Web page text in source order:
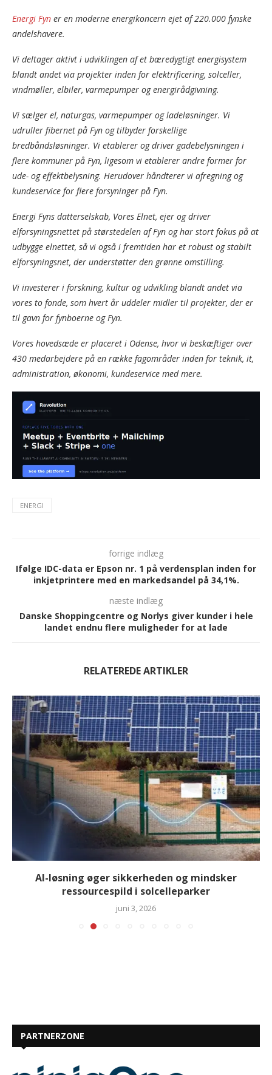
Energi Fyn er en moderne energikoncern ejet af 220.000 fynske
andelshavere.
Vi deltager aktivt i udviklingen af et bæredygtigt energisystem
blandt andet via projekter inden for elektrificering, solceller,
vindmøller, elbiler, varmepumper og energirådgivning.
Vi sælger el, naturgas, varmepumper og ladeløsninger. Vi
udruller fibernet på Fyn og tilbyder forskellige
bredbåndsløsninger. Vi etablerer og driver gadebelysningen i
flere kommuner på Fyn, ligesom vi etablerer andre former for
ude- og effektbelysning. Herudover håndterer vi afregning og
kundeservice for flere forsyninger på Fyn.
Energi Fyns datterselskab, Vores Elnet, ejer og driver
elforsyningsnettet på størstedelen af Fyn og har stort fokus på at
udbygge elnettet, så vi også i fremtiden har et robust og stabilt
elforsyningsnet, der understøtter den grønne omstilling.
Vi investerer i forskning, kultur og udvikling blandt andet via
vores to fonde, som hvert år uddeler midler til projekter, der er
til gavn for fynboerne og Fyn.
Vores hovedsæde er placeret i Odense, hvor vi beskæftiger over
430 medarbejdere på en række fagområder inden for teknik, it,
administration, økonomi, kundeservice med mere.
ENERGI
forrige indlæg
Ifølge IDC-data er Epson nr. 1 på verdensplan inden for
inkjetprintere med en markedsandel på 34,1%.
næste indlæg
Danske Shoppingcentre og Norlys giver kunder i hele
landet endnu flere muligheder for at lade
RELATEREDE ARTIKLER
AI-løsning øger sikkerheden og mindsker
ressourcespild i solcelleparker
juni 3, 2026
PARTNERZONE